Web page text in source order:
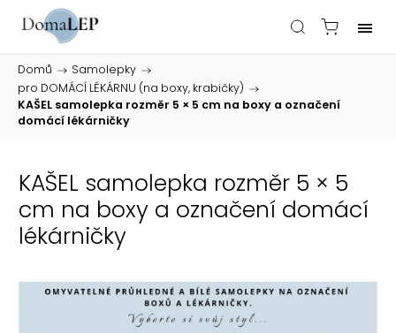
Domů / Samolepky /
pro DOMÁCÍ LÉKÁRNU (na boxy, krabičky) /
KAŠEL samolepka rozměr 5 × 5 cm na boxy a označení
domácí lékárničky
KAŠEL samolepka rozměr 5 × 5
cm na boxy a označení domácí
lékárničky